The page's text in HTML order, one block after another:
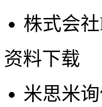
株式会
资料下载
米思米